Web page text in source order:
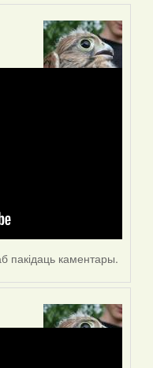
пакідаць каментары.